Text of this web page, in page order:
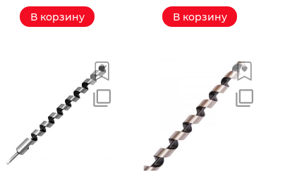
В корзину В корзину